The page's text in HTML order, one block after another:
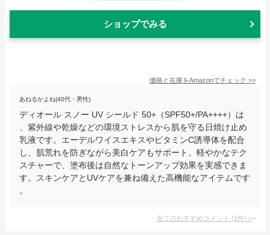
ショップでみる
価格と在庫をAmazonでチェック >>
あねるかよね(40代・男性)
ディオール スノー UV シールド 50+（SPF50+/PA++++）は
、紫外線や乾燥などの環境ストレスから肌を守る日焼け止め
乳液です。​エーデルワイスエキスやビタミンC誘導体を配合
し、肌荒れを防ぎながら美白ケアもサポート。​軽やかなテク
スチャーで、塗布後は自然なトーンアップ効果を実感できま
す。​スキンケアとUVケアを兼ね備えた高機能なアイテムです
。
全てのおすすめコメント (1件) >